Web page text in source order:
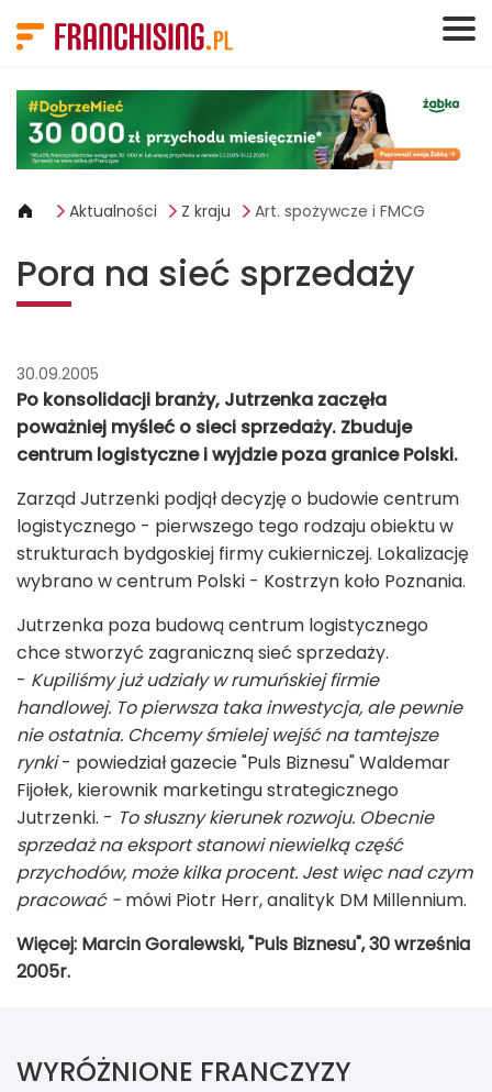
Aktualności Z kraju Art. spożywcze i FMCG
Pora na sieć sprzedaży
30.09.2005
Po konsolidacji branży, Jutrzenka zaczęła
poważniej myśleć o sieci sprzedaży. Zbuduje
centrum logistyczne i wyjdzie poza granice Polski.
Zarząd Jutrzenki podjął decyzję o budowie centrum
logistycznego - pierwszego tego rodzaju obiektu w
strukturach bydgoskiej firmy cukierniczej. Lokalizację
wybrano w centrum Polski - Kostrzyn koło Poznania.
Jutrzenka poza budową centrum logistycznego
chce stworzyć zagraniczną sieć sprzedaży.
- Kupiliśmy już udziały w rumuńskiej firmie
handlowej. To pierwsza taka inwestycja, ale pewnie
nie ostatnia. Chcemy śmielej wejść na tamtejsze
rynki- powiedział gazecie "Puls Biznesu" Waldemar
Fijołek, kierownik marketingu strategicznego
Jutrzenki. - To słuszny kierunek rozwoju. Obecnie
sprzedaż na eksport stanowi niewielką część
przychodów, może kilka procent. Jest więc nad czym
pracować - mówi Piotr Herr, analityk DM Millennium.
Więcej: Marcin Goralewski, "Puls Biznesu", 30 września
2005r.
WYRÓŻNIONE FRANCZYZY